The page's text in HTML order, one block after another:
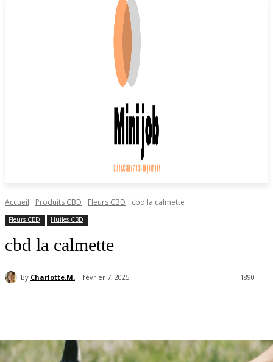
Accueil Produits CBD Fleurs CBD cbd la calmette
Fleurs CBD Huiles CBD
cbd la calmette
By Charlotte.M. février 7, 2025 1890